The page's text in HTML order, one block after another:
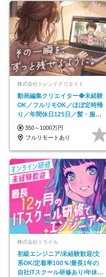
株式会社トレンドクリエイト
動画編集クリエイター◆未経験
OK／フルリモOK／ほぼ定時帰
り／年間休日125日／髪・服・
ネイル自由／副業OK
350～1000万円
フルリモートあり
株式会社ミライル
初級エンジニア/未経験歓迎/文
系OK/定着率100％/最長1年の
自社ITスクール研修あり/年休